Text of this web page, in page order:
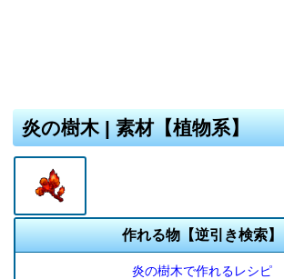
炎の樹木 | 素材【植物系】
作れる物【逆引き検索】
炎の樹木で作れるレシピ